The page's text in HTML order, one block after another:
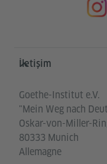
Service- und
İletişim
Goethe-Institut e.V.
"Mein Weg nach
Oskar-von-Miller-
80333 Munich
Allemagne